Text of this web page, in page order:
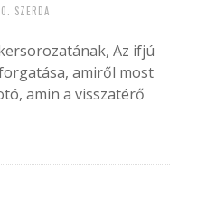
SZERDA
Az ifjú
amiről most
amin a visszatérő